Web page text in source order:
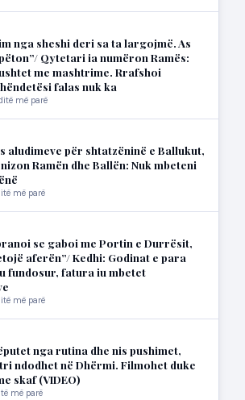
nga sheshi deri sa ta largojmë. As
Qytetari ia numëron Ramës:
me mashtrime. Rrafshoi
falas nuk ka
më parë
aludimeve për shtatzëninë e Ballukut,
Ramën dhe Ballën: Nuk mbeteni
më parë
se gaboi me Portin e Durrësit,
aferën”/ Kedhi: Godinat e para
fundosur, fatura iu mbetet
më parë
nga rutina dhe nis pushimet,
ndodhet në Dhërmi. Filmohet duke
skaf (VIDEO)
më parë